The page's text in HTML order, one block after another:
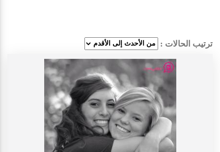
ترتيب الحالات :